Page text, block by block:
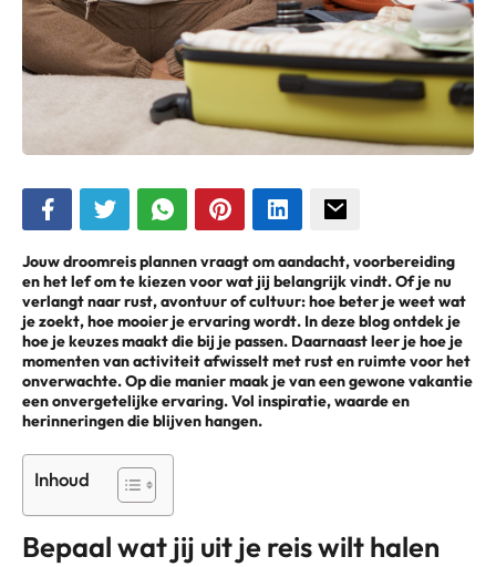
Jouw droomreis plannen vraagt om aandacht, voorbereiding
en het lef om te kiezen voor wat jij belangrijk vindt. Of je nu
verlangt naar rust, avontuur of cultuur: hoe beter je weet wat
je zoekt, hoe mooier je ervaring wordt. In deze blog ontdek je
hoe je keuzes maakt die bij je passen. Daarnaast leer je hoe je
momenten van activiteit afwisselt met rust en ruimte voor het
onverwachte. Op die manier maak je van een gewone vakantie
een onvergetelijke ervaring. Vol inspiratie, waarde en
herinneringen die blijven hangen.
Inhoud
Bepaal wat jij uit je reis wilt halen